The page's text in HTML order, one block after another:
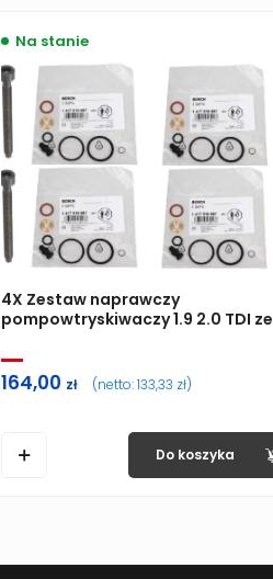
Na stanie
4X Zestaw naprawczy
pompowtryskiwaczy 1.9 2.0 TDI ze
164,00 zł (netto:133,33 zł)
Do koszyka